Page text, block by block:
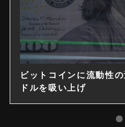
ビットコインに流動性
ドルを吸い上げ